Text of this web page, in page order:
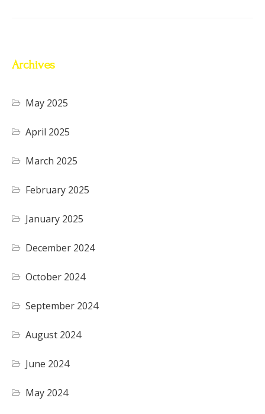
Archives
May 2025
April 2025
March 2025
February 2025
January 2025
December 2024
October 2024
September 2024
August 2024
June 2024
May 2024